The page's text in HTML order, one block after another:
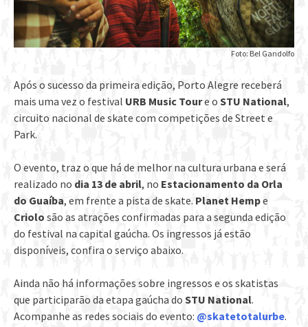
Foto: Bel Gandolfo
Após o sucesso da primeira edição, Porto Alegre receberá
mais uma vez o festival URB Music Toure o STU National,
circuito nacional de skate com competições de Street e
Park.
O evento, traz o que há de melhor na cultura urbana e será
realizado no dia 13 de abril, no Estacionamento da Orla
do Guaíba, em frente a pista de skate. Planet Hempe
Criolo são as atrações confirmadas para a segunda edição
do festival na capital gaúcha. Os ingressos já estão
disponíveis, confira o serviço abaixo.
Ainda não há informações sobre ingressos e os skatistas
que participarão da etapa gaúcha do STU National.
Acompanhe as redes sociais do evento: @skatetotalurbe.